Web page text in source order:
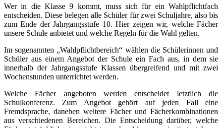
Wer in die Klasse 9 kommt, muss sich für ein Wahlpflichtfach
entscheiden. Diese belegen alle Schüler für zwei Schuljahre, also bis
zum Ende der Jahrgangsstufe 10. Hier zeigen wir, welche Fächer
unsere Schule anbietet und welche Regeln für die Wahl gelten.
Im sogenannten „Wahlpflichtbereich“ wählen die Schülerinnen und
Schüler aus einem Angebot der Schule ein Fach aus, in dem sie
innerhalb der Jahrgangsstufe Klassen übergreifend und mit zwei
Wochenstunden unterrichtet werden.
Welche Fächer angeboten werden entscheidet letztlich die
Schulkonferenz. Zum Angebot gehört auf jeden Fall eine
Fremdsprache, daneben weitere Fächer und Fächerkombinationen
aus verschiedenen Bereichen. Die Entscheidung darüber, welche